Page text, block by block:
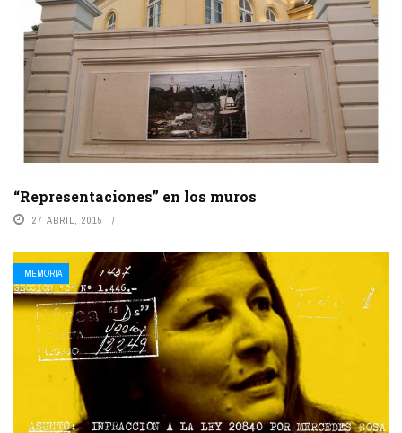
“Representaciones” en los muros
27 ABRIL, 2015
MEMORIA